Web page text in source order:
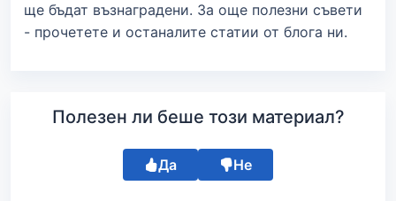
ще бъдат възнаградени. За още полезни съвети
- прочетете и останалите статии от блога ни.
Полезен ли беше този материал?
Да Не